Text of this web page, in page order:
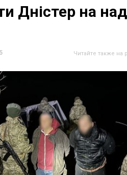
Дністер на
Читайте также на